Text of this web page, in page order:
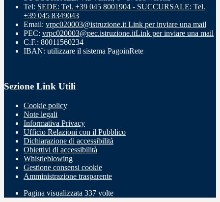
Tel: SEDE: Tel. +39 045 8001904 - SUCCURSALE: Tel.
+39 045 8349043
Email: vrpc020003@istruzione.it Link per inviare una mail
PEC: vrpc020003@pec.istruzione.itLink per inviare una mail
C.F.: 80011560234
IBAN: utilizzare il sistema PagoinRete
Sezione Link Utili
Cookie policy
Note legali
Informativa Privacy
Ufficio Relazioni con il Pubblico
Dichiarazione di accessibilità
Obiettivi di accessibilità
Whistleblowing
Gestione consensi cookie
Amministrazione trasparente
Pagina visualizzata 337 volte